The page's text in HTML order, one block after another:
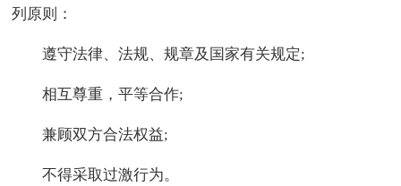
列原则：
遵守法律、法规、规章及国家有关规定;
相互尊重，平等合作;
兼顾双方合法权益;
不得采取过激行为。